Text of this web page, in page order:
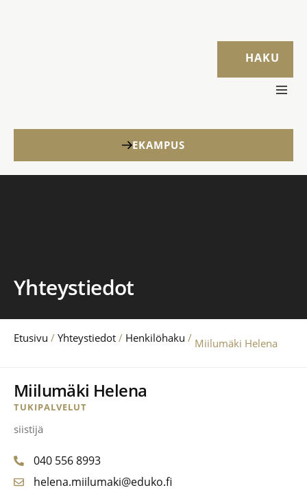
HAKU
EKAMPUS
Yhteystiedot
Etusivu / Yhteystiedot / Henkilöhaku / Miilumäki Helena
Miilumäki Helena
TUKIPALVELUT
siistijä
040 556 8993
helena.miilumaki@eduko.fi